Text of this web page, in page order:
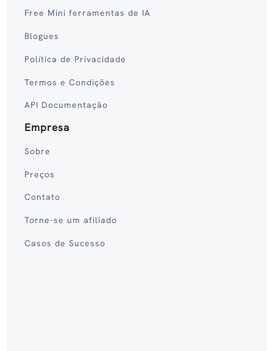
Free Mini ferramentas de IA
Blogues
Política de Privacidade
Termos e Condições
API Documentação
Empresa
Sobre
Preços
Contato
Torne-se um afiliado
Casos de Sucesso